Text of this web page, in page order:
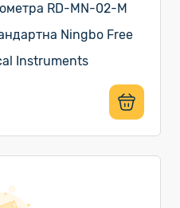
RD-MN-02-M
Ningbo Free
Instruments